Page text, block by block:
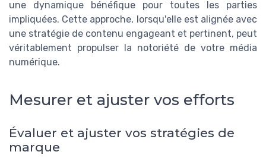
une dynamique bénéfique pour toutes les parties
impliquées. Cette approche, lorsqu'elle est alignée avec
une stratégie de contenu engageant et pertinent, peut
véritablement propulser la notoriété de votre média
numérique.
Mesurer et ajuster vos efforts
Évaluer et ajuster vos stratégies de
marque